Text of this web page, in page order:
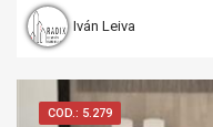
Iván Leiva
COD.: 5.279